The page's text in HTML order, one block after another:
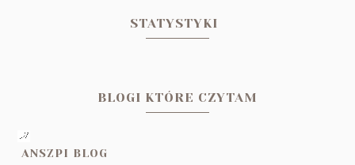
STATYSTYKI
BLOGI KTÓRE CZYTAM
ANSZPI BLOG